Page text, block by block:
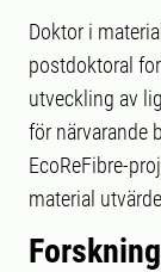
Doktor i
postdoktoral
utveckling av
för närvarande
EcoReFibre-
material